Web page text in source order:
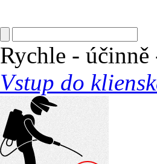
Rychle - účinně
Vstup do